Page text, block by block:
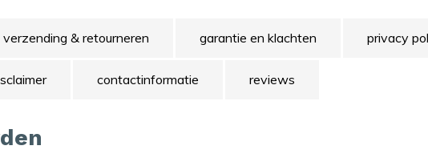
verzending & retourneren garantie en klachten privacy
contactinformatie reviews